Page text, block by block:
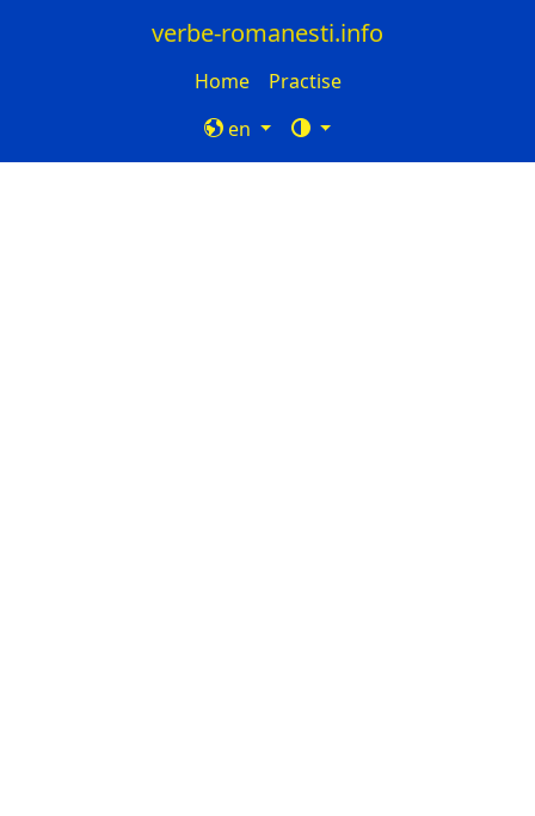
verbe-romanesti.info
Home
Practise
en